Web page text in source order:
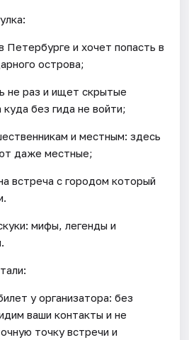
и хочет попасть в
острова;
не раз и ищет скрытые
без гида не войти;
и местным: здесь
даже местные;
встреча с городом который
мифы, легенды и
у организатора: без
ваши контакты и не
точку встречи и